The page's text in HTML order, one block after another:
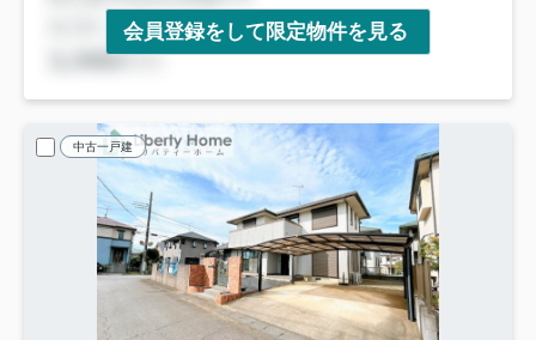
会員登録をして限定物件を見る
中古一戸建